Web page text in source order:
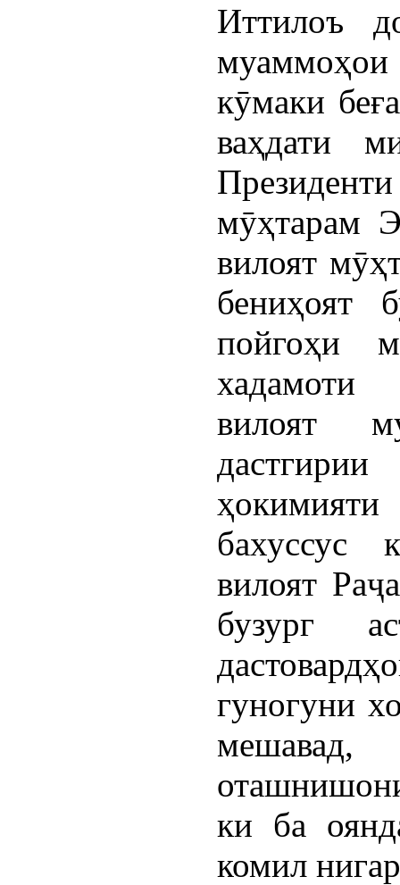
Иттилоъ
кӯмаки
ваҳдати
мӯҳтарам
вилоят
бениҳоят
пойгоҳи
хадамоти
вилоят
бахуссус
вилоят
бузург
гуногуни
мешавад,
ки ба
комил